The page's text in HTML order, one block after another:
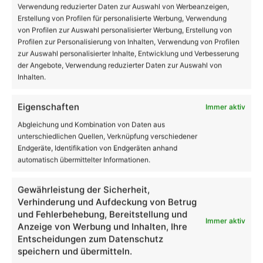
Verwendung reduzierter Daten zur Auswahl von Werbeanzeigen,
Erstellung von Profilen für personalisierte Werbung, Verwendung
von Profilen zur Auswahl personalisierter Werbung, Erstellung von
Profilen zur Personalisierung von Inhalten, Verwendung von Profilen
zur Auswahl personalisierter Inhalte, Entwicklung und Verbesserung
der Angebote, Verwendung reduzierter Daten zur Auswahl von
Inhalten.
Eigenschaften
Immer aktiv
Abgleichung und Kombination von Daten aus
unterschiedlichen Quellen, Verknüpfung verschiedener
Endgeräte, Identifikation von Endgeräten anhand
automatisch übermittelter Informationen.
Gewährleistung der Sicherheit,
Verhinderung und Aufdeckung von Betrug
und Fehlerbehebung, Bereitstellung und
Anzeige von Werbung und Inhalten, Ihre
Entscheidungen zum Datenschutz
speichern und übermitteln.
Immer aktiv